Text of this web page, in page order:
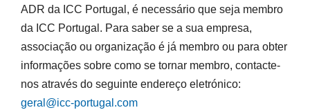
ADR da ICC Portugal , é necessário que seja membro
da ICC Portugal. Para saber se a sua empresa,
associação ou organização é já membro ou para obter
informações sobre como se tornar membro, contacte-
nos através do seguinte endereço eletrónico:
geral@icc-portugal.com